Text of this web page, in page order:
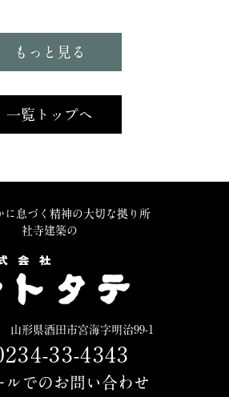
もっと見る
一覧トップへ
に息づく精神の大切な拠り所
社寺建築の
山形県酒田市宮海字明治99-1
33-4343
ルでのお問い合わせ